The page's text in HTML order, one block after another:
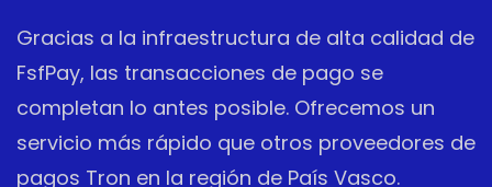
Gracias a la infraestructura de alta calidad de
FsfPay, las transacciones de pago se
completan lo antes posible. Ofrecemos un
servicio más rápido que otros proveedores de
pagos Tron en la región de País Vasco.